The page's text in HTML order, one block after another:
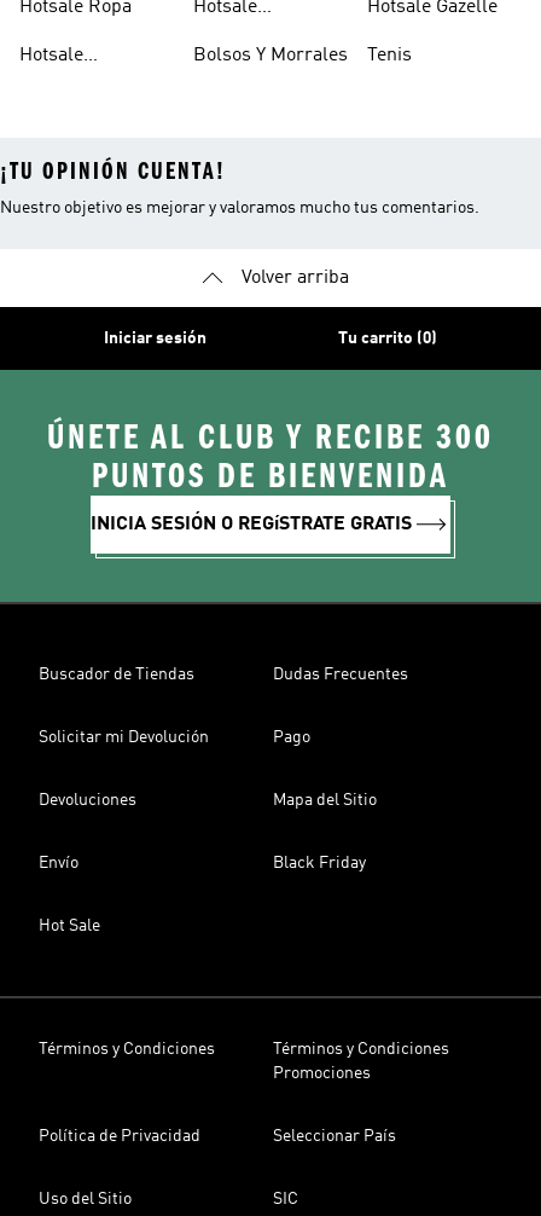
Hotsale Ropa
Hotsale
Hotsale
Bolsos Y Morrales
Hotsale Gazelle
Tenis
¡TU OPINIÓN CUENTA!
Nuestro objetivo es mejorar y valoramos mucho tus comentarios.
Volver arriba
Iniciar sesión Tu carrito (0)
ÚNETE AL CLUB Y RECIBE 300
PUNTOS DE BIENVENIDA
INICIA SESIÓN O REGíSTRATE GRATIS
Buscador de Tiendas Dudas Frecuentes
Solicitar mi Devolución Pago
Devoluciones Mapa del Sitio
Envío Black Friday
Hot Sale
Términos y Condiciones
Términos y Condiciones
Promociones
Política de Privacidad Seleccionar País
Uso del Sitio SIC